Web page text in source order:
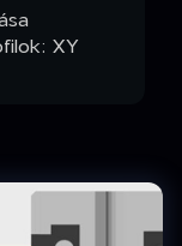
XY